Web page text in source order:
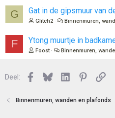
G Gat in de gipsmuur van
Glitch2 Binnenmuren,
F Ytong muurtje in
Foost Binnenmuren,
Deel: Facebook
BlueskyLinkedInPinterest
Link
Binnenmuren, wanden en plafonds